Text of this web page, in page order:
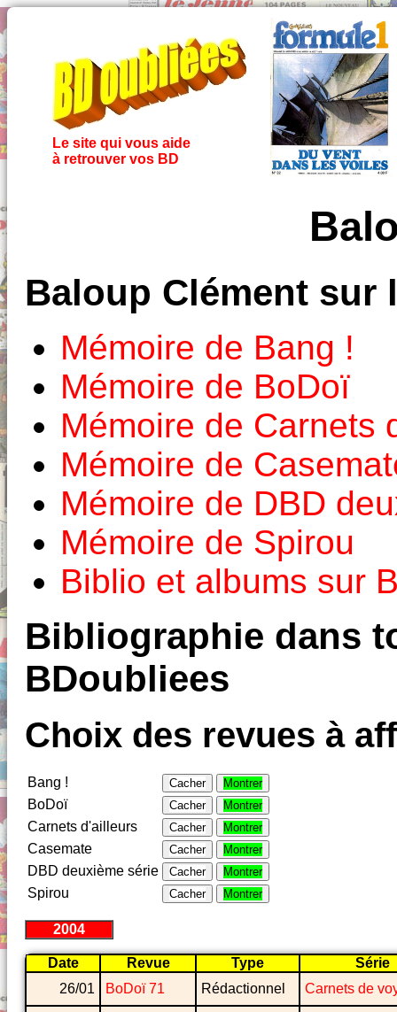
Le site qui vous aide
à retrouver vos BD
Baloup Clément sur
Mémoire de Bang !
Mémoire de BoDoï
Mémoire de Carnets
Mémoire de
Mémoire de DBD
Mémoire de Spirou
Biblio et albums sur
Bibliographie dans
BDoubliees
Choix des revues à
Bang ! Cacher Montrer
BoDoï Cacher Montrer
Carnets d'ailleurs Cacher Montrer
Casemate Cacher Montrer
DBD deuxième série Cacher Montrer
Spirou Cacher Montrer
2004
Date Revue Type
Série
26/01
BoDoï 71 Rédactionnel Carnets de